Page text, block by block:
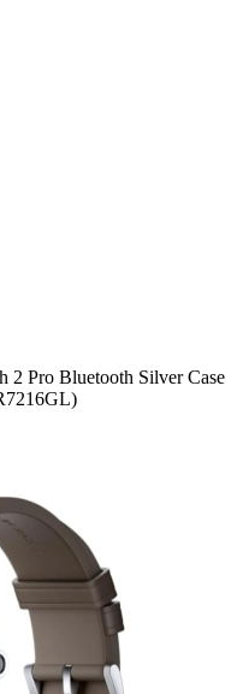
Pro Bluetooth Silver Case